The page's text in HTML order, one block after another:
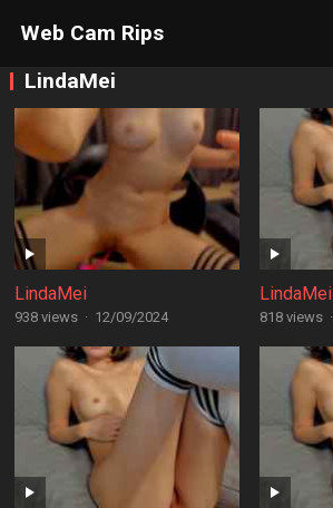
Web Cam Rips
LindaMei
LindaMei
938 views · 12/09/2024
LindaMei
818 views ·